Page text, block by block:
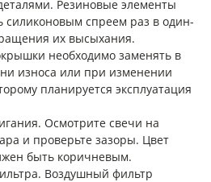
Резиновые элементы
силиконовым спреем раз в один-
их высыхания.
необходимо заменять в
износа или при изменении
планируется эксплуатация
Осмотрите свечи на
и проверьте зазоры. Цвет
быть коричневым.
Воздушный фильтр